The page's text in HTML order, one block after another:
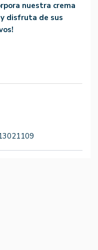
nuestra crema
disfruta de sus